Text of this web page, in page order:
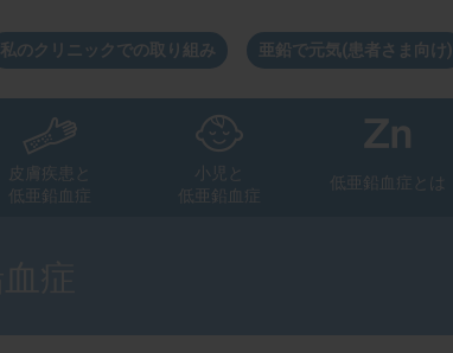
皮膚疾患と
低亜鉛血症
小児と
低亜鉛血症
低亜鉛血症とは
亜鉛で元気(患者さま向け)
私のクリニックでの取り組み